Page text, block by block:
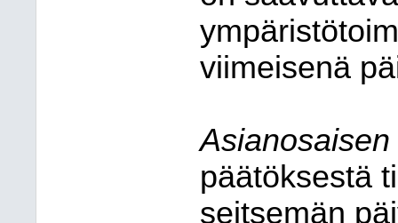
viimeisenä
Asianosaisen
päätöksestä
seitsemän